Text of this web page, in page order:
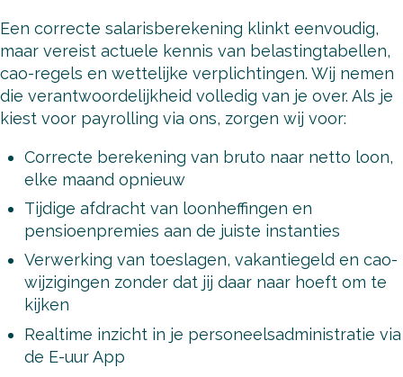
Een correcte salarisberekening klinkt eenvoudig,
maar vereist actuele kennis van belastingtabellen,
cao-regels en wettelijke verplichtingen. Wij nemen
die verantwoordelijkheid volledig van je over. Als je
kiest voor payrolling via ons, zorgen wij voor:
Correcte berekening van bruto naar netto loon,
elke maand opnieuw
Tijdige afdracht van loonheffingen en
pensioenpremies aan de juiste instanties
Verwerking van toeslagen, vakantiegeld en cao-
wijzigingen zonder dat jij daar naar hoeft om te
kijken
Realtime inzicht in je personeelsadministratie via
de E-uur App